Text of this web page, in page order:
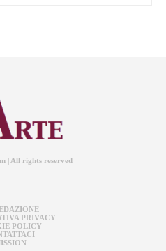
| All rights reserved
PRIVACY
POLICY